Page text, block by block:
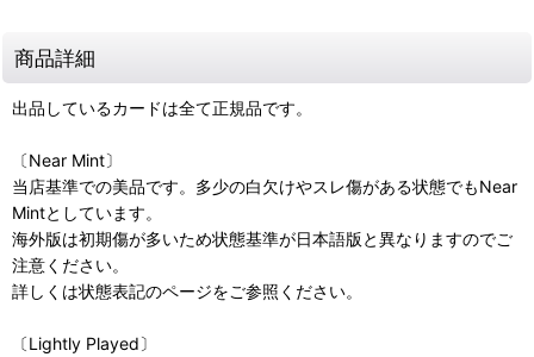
商品詳細
出品しているカードは全て正規品です。
〔Near Mint〕
当店基準での美品です。多少の白欠けやスレ傷がある状態でもNear
Mintとしています。
海外版は初期傷が多いため状態基準が日本語版と異なりますのでご
注意ください。
詳しくは状態表記のページをご参照ください。
〔Lightly Played〕